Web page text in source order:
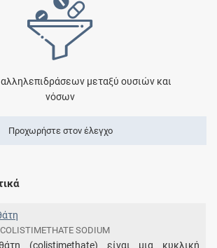
μεταξύ ουσιών και
νόσων
Προχωρήστε στον έλεγχο
SODIUM
(colistimethate) είναι μια κυκλική